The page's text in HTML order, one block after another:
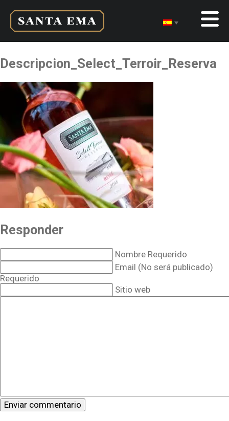
Descripcion_Select_Terroir_Reserva
Responder
Nombre Requerido
Email (No será publicado)
Requerido
Sitio web